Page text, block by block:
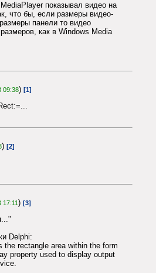
показывал видео на
что бы, если размеры видео-
панели то видео
как в Windows Media
09:38) [1]
) [2]
17:11) [3]
Delphi:
the rectangle area within the form
property used to display output